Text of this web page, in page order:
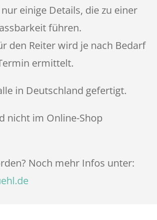
einige Details, die zu einer
führen.
den Reiter wird je nach Bedarf
ermittelt.
in Deutschland gefertigt.
nicht im Online-Shop
Noch mehr Infos unter: